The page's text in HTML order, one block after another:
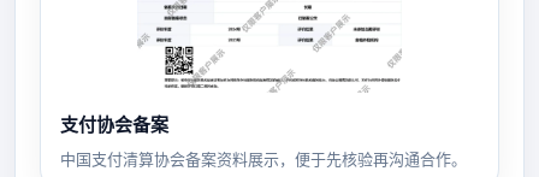
支付协会备案
中国支付清算协会备案资料展示，便于先核验再沟通合作。